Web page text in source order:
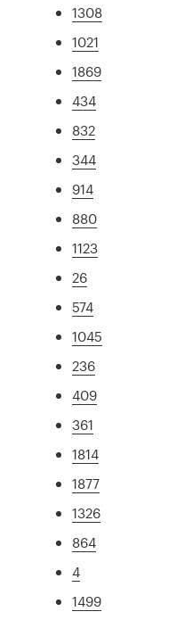
1308
1021
1869
434
832
344
914
880
1123
26
574
1045
236
409
361
1814
1877
1326
864
4
1499